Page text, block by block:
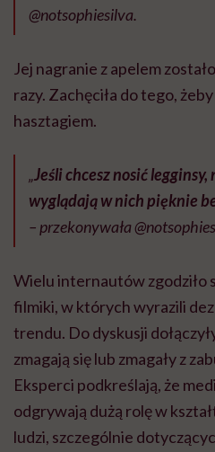
@notsophiesilva.
Jej nagranie z apelem
razy. Zachęciła do tego,
hasztagiem.
„Jeśli chcesz nosić
wyglądają w nich pięknie
– przekonywała
Wielu internautów zgodziło
filmiki, w których wyrazili
trendu. Do dyskusji
zmagają się lub zmagały z
Eksperci podkreślają, że
odgrywają dużą rolę w
ludzi, szczególnie